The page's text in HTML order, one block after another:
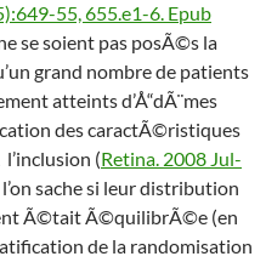
55, 655.e1-6. Epub
se soient pas posÃ©s la
grand nombre de patients
atteints d’Å“dÃ¨mes
des caractÃ©ristiques
(Retina. 2008 Jul-
l’on sache si leur distribution
Ã©tait Ã©quilibrÃ©e (en
de la randomisation